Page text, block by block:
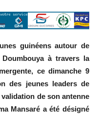
guinéens autour de
à travers la
ce dimanche 9
des jeunes leaders de
de son antenne
Mansaré a été désigné